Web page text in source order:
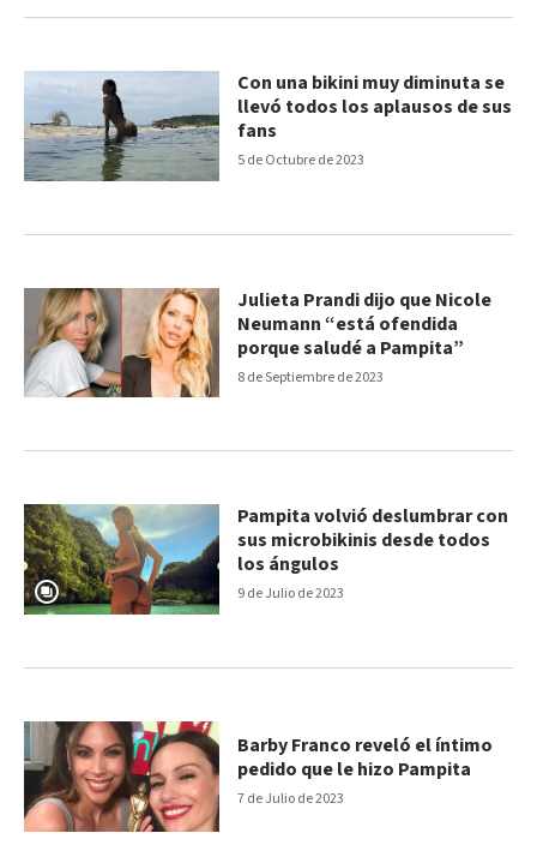
5 de Octubre de 2023
Con una bikini muy diminuta se
llevó todos los aplausos de sus
fans
8 de Septiembre de 2023
Julieta Prandi dijo que Nicole
Neumann “está ofendida
porque saludé a Pampita”
9 de Julio de 2023
Pampita volvió deslumbrar con
sus microbikinis desde todos
los ángulos
7 de Julio de 2023
Barby Franco reveló el íntimo
pedido que le hizo Pampita